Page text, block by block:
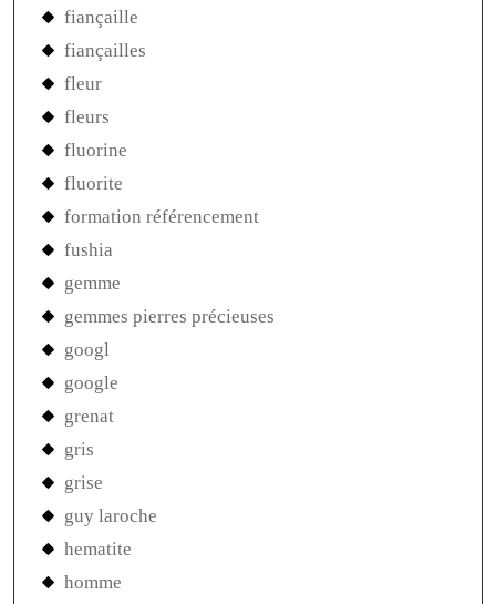
fiançaille
fiançailles
fleur
fleurs
fluorine
fluorite
formation référencement
fushia
gemme
gemmes pierres précieuses
googl
google
grenat
gris
grise
guy laroche
hematite
homme